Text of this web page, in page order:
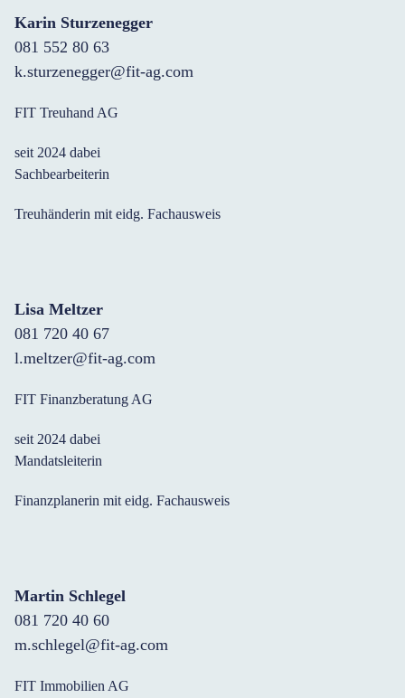
Karin Sturzenegger
081 552 80 63
k.sturzenegger@fit-ag.com
FIT Treuhand AG
seit 2024 dabei
Sachbearbeiterin
Treuhänderin mit eidg. Fachausweis
Lisa Meltzer
081 720 40 67
l.meltzer@fit-ag.com
FIT Finanzberatung AG
seit 2024 dabei
Mandatsleiterin
Finanzplanerin mit eidg. Fachausweis
Martin Schlegel
081 720 40 60
m.schlegel@fit-ag.com
FIT Immobilien AG